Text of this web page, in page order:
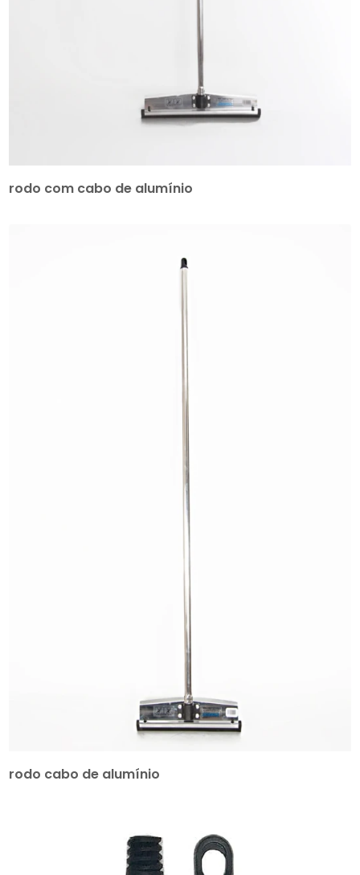
rodo com cabo de alumínio
rodo cabo de alumínio